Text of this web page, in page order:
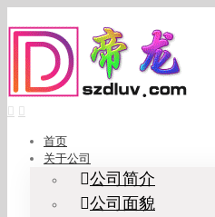
to
content
首页
关于公司
公司简介
公司面貌